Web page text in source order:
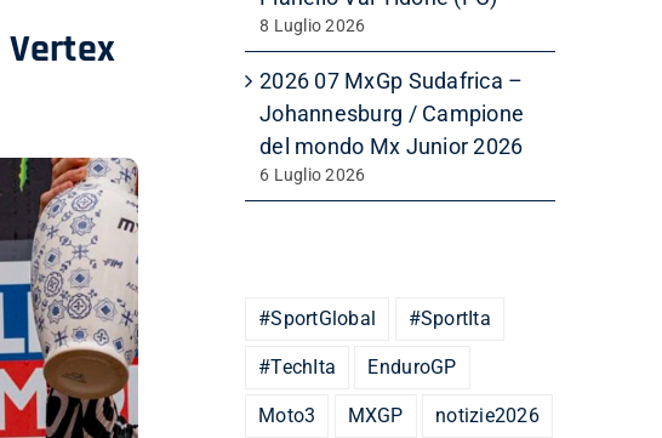
Vertex
8 Luglio 2026
2026 07 MxGp Sudafrica –
Johannesburg / Campione
del mondo Mx Junior 2026
6 Luglio 2026
#SportGlobal #SportIta
#TechIta EnduroGP
Moto3 MXGP notizie2026